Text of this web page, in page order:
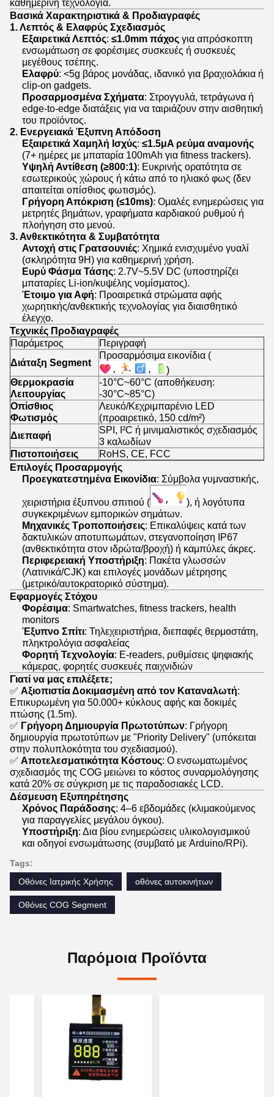
καθημερινή τεχνολογία.
Βασικά Χαρακτηριστικά & Προδιαγραφές
1. Λεπτός & Ελαφρύς Σχεδιασμός
Εξαιρετικά Λεπτός: ≤1.0mm πάχος για απρόσκοπτη
ενσωμάτωση σε φορέσιμες συσκευές ή συσκευές
μεγέθους τσέπης.
Ελαφρύ: <5g βάρος μονάδας, ιδανικό για βραχιολάκια ή
clip-on gadgets.
Προσαρμοσμένα Σχήματα: Στρογγυλά, τετράγωνα ή
edge-to-edge διατάξεις για να ταιριάζουν στην αισθητική
του προϊόντος.
2. Ενεργειακά Έξυπνη Απόδοση
Εξαιρετικά Χαμηλή Ισχύς: ≤1.5μA ρεύμα αναμονής
(7+ ημέρες με μπαταρία 100mAh για fitness trackers).
Υψηλή Αντίθεση (≥800:1): Ευκρινής ορατότητα σε
εσωτερικούς χώρους ή κάτω από το ηλιακό φως (δεν
απαιτείται οπίσθιος φωτισμός).
Γρήγορη Απόκριση (≤10ms): Ομαλές ενημερώσεις για
μετρητές βημάτων, γραφήματα καρδιακού ρυθμού ή
πλοήγηση στο μενού.
3. Ανθεκτικότητα & Συμβατότητα
Αντοχή στις Γρατσουνιές: Χημικά ενισχυμένο γυαλί
(σκληρότητα 9H) για καθημερινή χρήση.
Ευρύ Φάσμα Τάσης: 2.7V~5.5V DC (υποστηρίζει
μπαταρίες Li-ion/κυψέλης νομίσματος).
Έτοιμο για Αφή: Προαιρετικά στρώματα αφής
χωρητικής/ανθεκτικής τεχνολογίας για διαισθητικό
έλεγχο.
Τεχνικές Προδιαγραφές
Παράμετρος
Περιγραφή
Διάταξη Segment
Προσαρμόσιμα εικονίδια (
)
Θερμοκρασία
Λειτουργίας
-10°C~60°C (αποθήκευση:
-30°C~85°C)
Οπίσθιος
Φωτισμός
Λευκό/Κεχριμπαρένιο LED
(προαιρετικό, 150 cd/m²)
Διεπαφή
SPI, I²C ή μινιμαλιστικός σχεδιασμός
3 καλωδίων
Πιστοποιήσεις
RoHS, CE, FCC
Επιλογές Προσαρμογής
Προεγκατεστημένα Εικονίδια: Σύμβολα γυμναστικής,
χειριστήρια έξυπνου σπιτιού (
), ή λογότυπα
συγκεκριμένων εμπορικών σημάτων.
Μηχανικές Τροποποιήσεις: Επικαλύψεις κατά των
δακτυλικών αποτυπωμάτων, στεγανοποίηση IP67
(ανθεκτικότητα στον ιδρώτα/βροχή) ή καμπύλες άκρες.
Περιφερειακή Υποστήριξη: Πακέτα γλωσσών
(Λατινικά/CJK) και επιλογές μονάδων μέτρησης
(μετρικό/αυτοκρατορικό σύστημα).
Εφαρμογές Στόχου
Φορέσιμα: Smartwatches, fitness trackers, health
monitors
Έξυπνο Σπίτι: Τηλεχειριστήρια, διεπαφές θερμοστάτη,
πληκτρολόγια ασφαλείας
Φορητή Τεχνολογία: E-readers, ρυθμίσεις ψηφιακής
κάμερας, φορητές συσκευές παιχνιδιών
Γιατί να μας επιλέξετε;
✅ Αξιοπιστία Δοκιμασμένη από τον Καταναλωτή:
Επικυρωμένη για 50.000+ κύκλους αφής και δοκιμές
πτώσης (1.5m).
✅ Γρήγορη Δημιουργία Πρωτοτύπων: Γρήγορη
δημιουργία πρωτοτύπων με "Priority Delivery" (υπόκειται
στην πολυπλοκότητα του σχεδιασμού).
✅ Αποτελεσματικότητα Κόστους: Ο ενσωματωμένος
σχεδιασμός της COG μειώνει το κόστος συναρμολόγησης
κατά 20% σε σύγκριση με τις παραδοσιακές LCD.
Δέσμευση Εξυπηρέτησης
Χρόνος Παράδοσης: 4–6 εβδομάδες (κλιμακούμενος
για παραγγελίες μεγάλου όγκου).
Υποστήριξη: Δια βίου ενημερώσεις υλικολογισμικού
και οδηγοί ενσωμάτωσης (συμβατό με Arduino/RPi).
Tags:
Οθόνες Ιατρικής Χρήσης
οθόνες αυτοκινήτων
Οθόνες COG Segment
Παρόμοια Προϊόντα